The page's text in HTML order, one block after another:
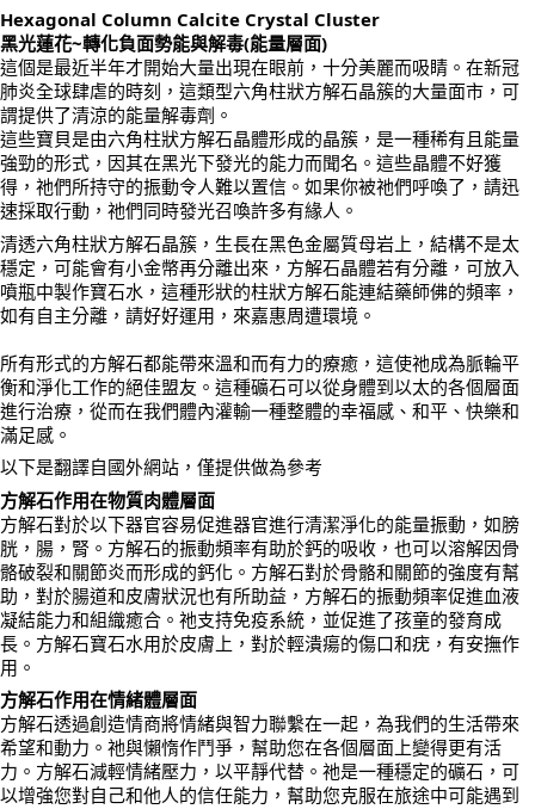
郵局幫你送（離島）
每筆NT$80，滿NT$3,000(含以上)免運費
付款後門市自取
免運費
Hexagonal Column Calcite Crystal Cluster
黑光蓮花~轉化負面勢能與解毒(能量層面)
這個是最近半年才開始大量出現在眼前，十分美麗而吸睛。在新冠
肺炎全球肆虐的時刻，這類型六角柱狀方解石晶簇的大量面市，可
謂提供了清涼的能量解毒劑。
這些寶貝是由六角柱狀方解石晶體形成的晶簇，是一種稀有且能量
強勁的形式，因其在黑光下發光的能力而聞名。這些晶體不好獲
得，祂們所持守的振動令人難以置信。如果你被祂們呼喚了，請迅
速採取行動，祂們同時發光召喚許多有緣人。
清透六角柱狀方解石晶簇，生長在黑色金屬質母岩上，結構不是太
穩定，可能會有小金幣再分離出來，方解石晶體若有分離，可放入
噴瓶中製作寶石水，這種形狀的柱狀方解石能連結藥師佛的頻率，
如有自主分離，請好好運用，來嘉惠周遭環境。
所有形式的方解石都能帶來溫和而有力的療癒，這使祂成為脈輪平
衡和淨化工作的絕佳盟友。這種礦石可以從身體到以太的各個層面
進行治療，從而在我們體內灌輸一種整體的幸福感、和平、快樂和
滿足感。
以下是翻譯自國外網站，僅提供做為參考
方解石作用在物質肉體層面
方解石對於以下器官容易促進器官進行清潔淨化的能量振動，如膀
胱，腸，腎。方解石的振動頻率有助於鈣的吸收，也可以溶解因骨
骼破裂和關節炎而形成的鈣化。方解石對於骨骼和關節的強度有幫
助，對於腸道和皮膚狀況也有所助益，方解石的振動頻率促進血液
凝結能力和組織癒合。祂支持免疫系統，並促進了孩童的發育成
長。方解石寶石水用於皮膚上，對於輕潰瘍的傷口和疣，有安撫作
用。
方解石作用在情緒體層面
方解石透過創造情商將情緒與智力聯繫在一起，為我們的生活帶來
希望和動力。祂與懶惰作鬥爭，幫助您在各個層面上變得更有活
力。方解石減輕情緒壓力，以平靜代替。祂是一種穩定的礦石，可
以增強您對自己和他人的信任能力，幫助您克服在旅途中可能遇到